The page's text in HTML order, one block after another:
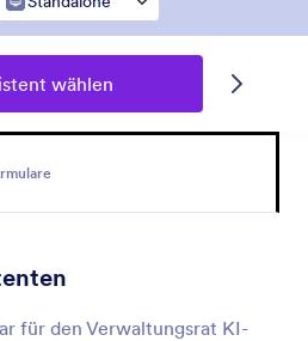
wählen
für den Verwaltungsrat KI-